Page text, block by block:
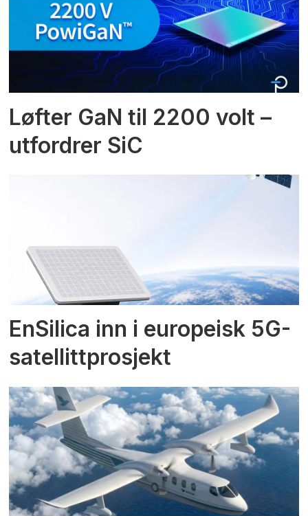
Løfter GaN til 2200 volt –
utfordrer SiC
EnSilica inn i europeisk 5G-
satellittprosjekt